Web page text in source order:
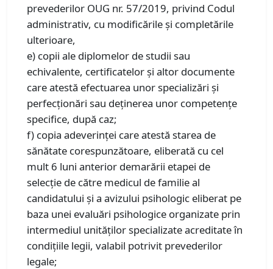
prevederilor OUG nr. 57/2019, privind Codul
administrativ, cu modificările şi completările
ulterioare,
e) copii ale diplomelor de studii sau
echivalente, certificatelor și altor documente
care atestă efectuarea unor specializări și
perfecționări sau deținerea unor competențe
specifice, după caz;
f) copia adeverinţei care atestă starea de
sănătate corespunzătoare, eliberată cu cel
mult 6 luni anterior demarării etapei de
selecție de către medicul de familie al
candidatului și a avizului psihologic eliberat pe
baza unei evaluări psihologice organizate prin
intermediul unităților specializate acreditate în
condițiile legii, valabil potrivit prevederilor
legale;